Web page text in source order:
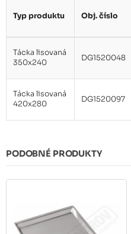
Typ produktu Obj. číslo
Tácka lisovaná
350x240
DG1520048
Tácka lisovaná
420x280
DG1520097
PODOBNÉ PRODUKTY